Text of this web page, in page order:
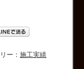
ー：施工実績